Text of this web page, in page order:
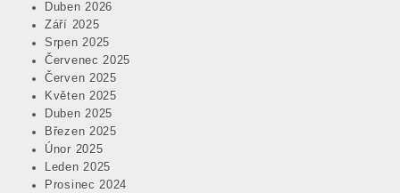
Duben 2026
Září 2025
Srpen 2025
Červenec 2025
Červen 2025
Květen 2025
Duben 2025
Březen 2025
Únor 2025
Leden 2025
Prosinec 2024